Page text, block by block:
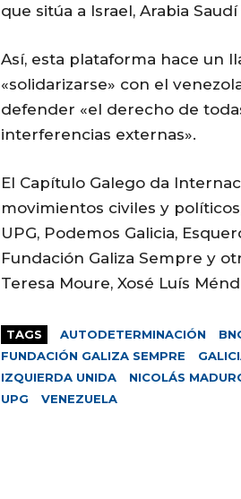
que sitúa a Israel, Arabia
Así, esta plataforma hace un
«solidarizarse» con el
defender «el derecho de
interferencias externas».
El Capítulo Galego da
movimientos civiles y
UPG, Podemos Galicia,
Fundación Galiza Sempre y
Teresa Moure, Xosé Luís
TAGS AUTODETERMINACIÓN
FUNDACIÓN GALIZA SEMPRE
IZQUIERDA UNIDA
NICOLÁS
UPG
VENEZUELA